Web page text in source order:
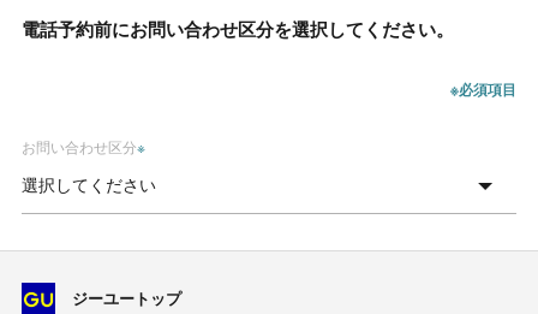
電話予約前にお問い合わせ区分を選択してください。
※必須項目
お問い合わせ区分※
ジーユートップ